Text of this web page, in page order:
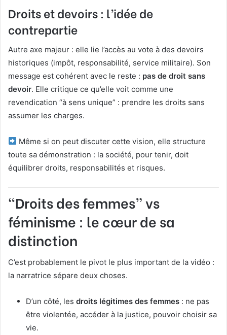
Droits et devoirs : l’idée de
contrepartie
Autre axe majeur : elle lie l’accès au vote à des devoirs
historiques (impôt, responsabilité, service militaire). Son
message est cohérent avec le reste : pas de droit sans
devoir. Elle critique ce qu’elle voit comme une
revendication “à sens unique” : prendre les droits sans
assumer les charges.
Même si on peut discuter cette vision, elle structure
toute sa démonstration : la société, pour tenir, doit
équilibrer droits, responsabilités et risques.
“Droits des femmes” vs
féminisme : le cœur de sa
distinction
C’est probablement le pivot le plus important de la vidéo :
la narratrice sépare deux choses.
D’un côté, les droits légitimes des femmes : ne pas
être violentée, accéder à la justice, pouvoir choisir sa
vie.